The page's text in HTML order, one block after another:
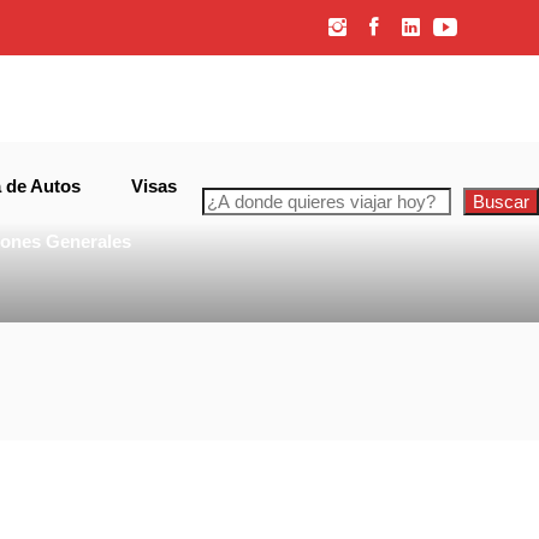
de Autos Visas
Buscar
de
Generales